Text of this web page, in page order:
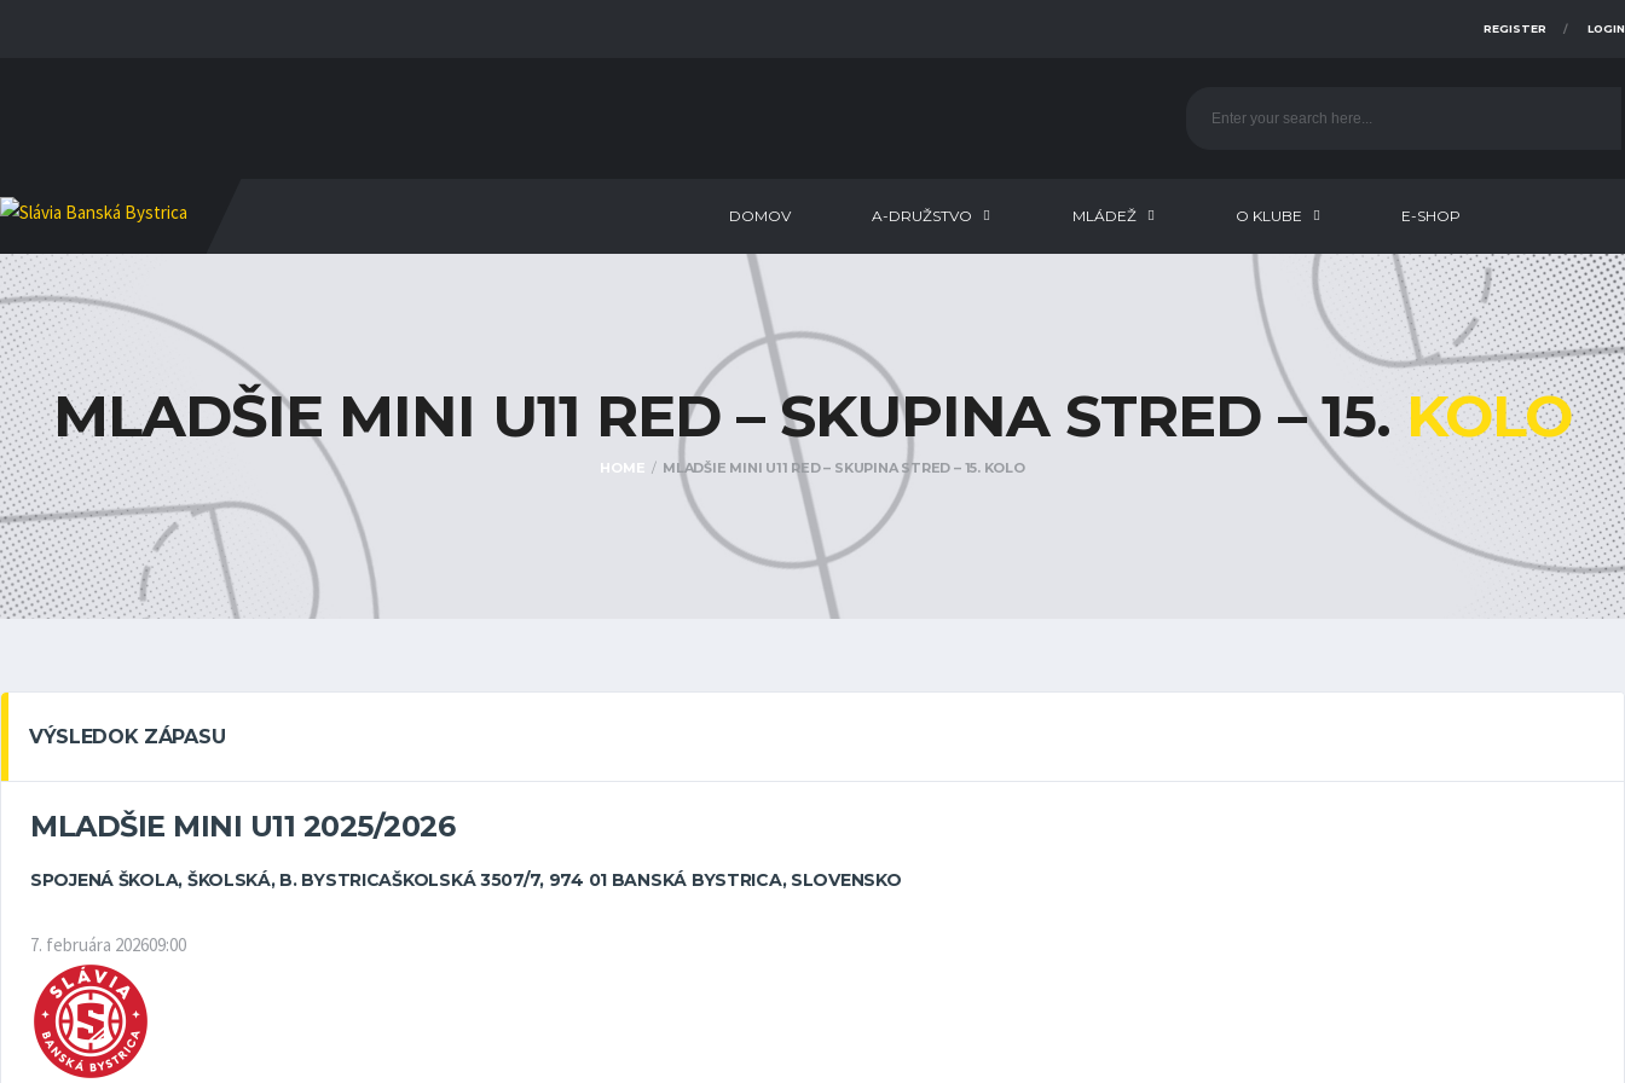
REGISTER LOGIN
DOMOV A-DRUŽSTVO MLÁDEŽ O KLUBE E-SHOP
MLADŠIE MINI U11 RED – SKUPINA STRED – 15. KOLO
HOME MLADŠIE MINI U11 RED – SKUPINA STRED – 15. KOLO
VÝSLEDOK ZÁPASU
MLADŠIE MINI U11 2025/2026
SPOJENÁ ŠKOLA, ŠKOLSKÁ, B. BYSTRICAŠKOLSKÁ 3507/7, 974 01 BANSKÁ BYSTRICA, SLOVENSKO
7. februára 202609:00